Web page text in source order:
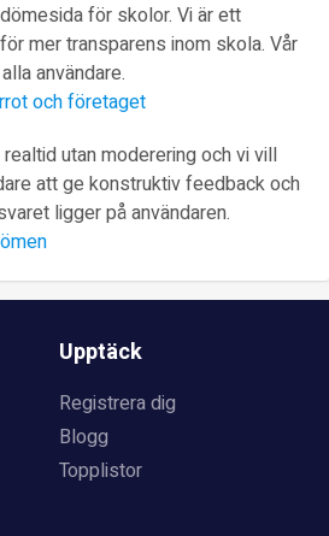
för skolor. Vi är ett
mer transparens inom skola. Vår
användare.
och företaget
utan moderering och vi vill
att ge konstruktiv feedback och
ligger på användaren.
Upptäck
Registrera dig
Blogg
Topplistor